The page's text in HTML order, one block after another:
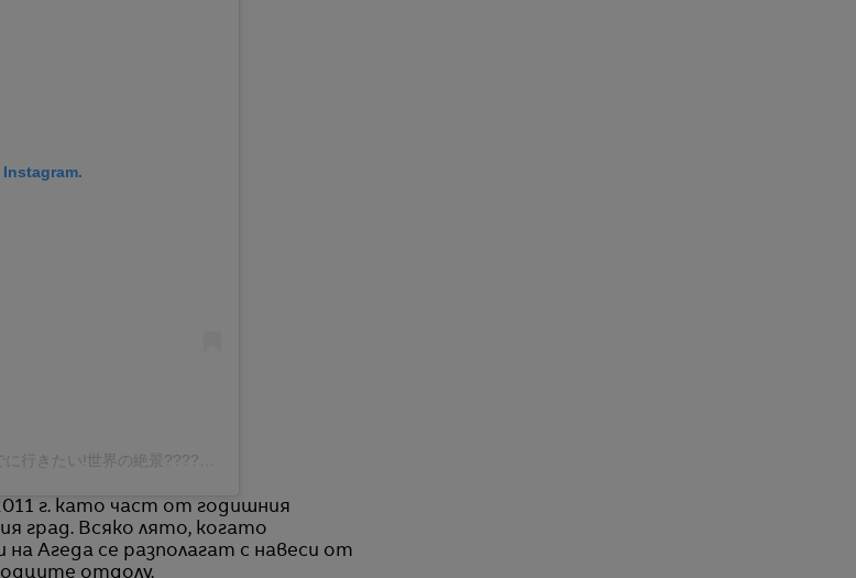
г. като част от годишния
град. Всяко лято, когато
Агеда се разполагат с навеси от
отдолу.